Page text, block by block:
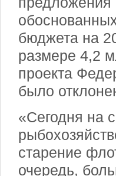
бюджета на
размере 4,2
проекта
было
«Сегодня на
старение
очередь,